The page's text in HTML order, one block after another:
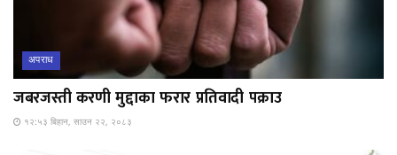
अपराध
जबरजस्ती करणी मुद्दाका फरार प्रतिवादी पक्राउ
१२:५३ बिहान, साउन २२, २०८३